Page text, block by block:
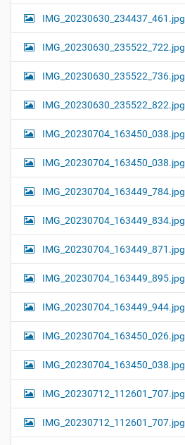
IMG_20230630_234437_461.jpg
IMG_20230630_235522_722.jpg
IMG_20230630_235522_736.jpg
IMG_20230630_235522_822.jpg
IMG_20230704_163450_038.jpg
IMG_20230704_163450_038.jpg
IMG_20230704_163449_784.jpg
IMG_20230704_163449_834.jpg
IMG_20230704_163449_871.jpg
IMG_20230704_163449_895.jpg
IMG_20230704_163449_944.jpg
IMG_20230704_163450_026.jpg
IMG_20230704_163450_038.jpg
IMG_20230712_112601_707.jpg
IMG_20230712_112601_707.jpg